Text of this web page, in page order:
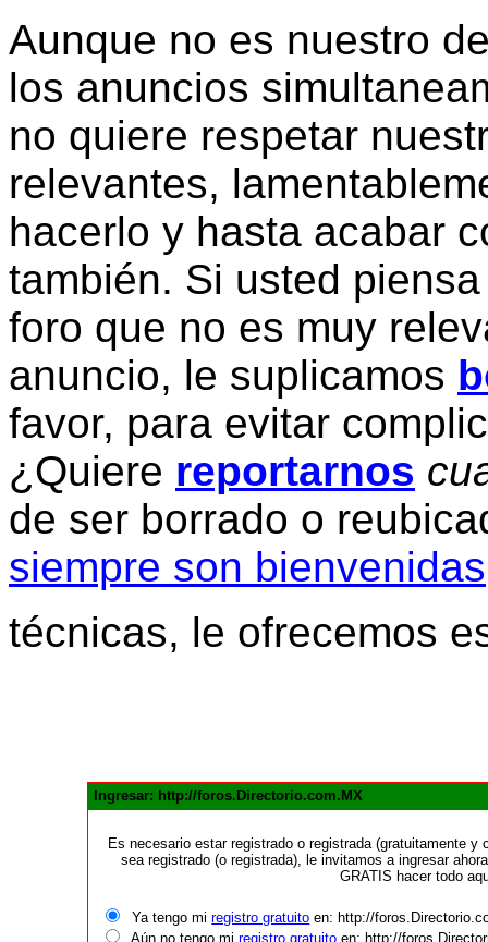
Aunque no es nuestro
los anuncios
no quiere respetar
relevantes,
hacerlo y hasta acabar
también. Si usted
foro que no es muy
anuncio, le suplicamos
favor, para evitar
¿Quiere reportarnos
de ser borrado o
siempre son bienvenidas
técnicas, le ofrecemos
Ingresar: http://foros.Directorio.com.MX
Es necesario estar registrado o registrada (gratuitamente
sea registrado (o registrada), le invitamos a ingresar
GRATIS hacer todo
Ya tengo miregistro gratuito en: http://
Aún no tengo miregistro gratuito en: http://